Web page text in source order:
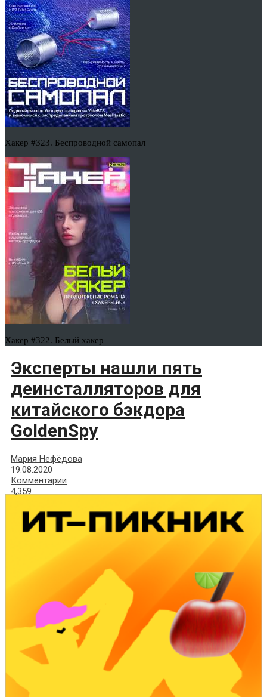
Хакер #323. Беспроводной самопал
Хакер #322. Белый хакер
Эксперты нашли пять
деинсталляторов для
китайского бэкдора
GoldenSpy
Мария Нефёдова
19.08.2020
Комментарии
4,359